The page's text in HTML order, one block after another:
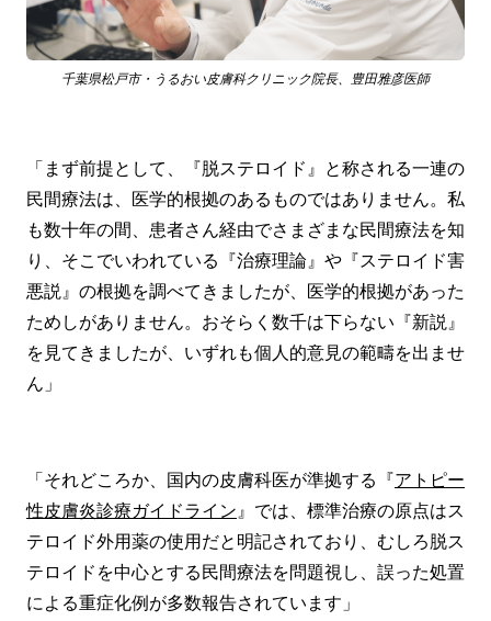
千葉県松戸市・うるおい皮膚科クリニック院長、豊田雅彦医師
「まず前提として、『脱ステロイド』と称される一連の
民間療法は、医学的根拠のあるものではありません。私
も数十年の間、患者さん経由でさまざまな民間療法を知
り、そこでいわれている『治療理論』や『ステロイド害
悪説』の根拠を調べてきましたが、医学的根拠があった
ためしがありません。おそらく数千は下らない『新説』
を見てきましたが、いずれも個人的意見の範疇を出ませ
ん」
「それどころか、国内の皮膚科医が準拠する『アトピー
性皮膚炎診療ガイドライン』では、標準治療の原点はス
テロイド外用薬の使用だと明記されており、むしろ脱ス
テロイドを中心とする民間療法を問題視し、誤った処置
による重症化例が多数報告されています」